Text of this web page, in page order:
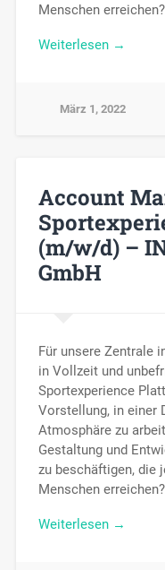
Menschen
Weiterlesen →
März 1, 2022
Account
(m/w/d) –
GmbH
Für unsere Zentrale
in Vollzeit und
Sportexperience
Vorstellung, in einer
Atmosphäre zu
Gestaltung und
zu beschäftigen, die
Menschen
Weiterlesen →